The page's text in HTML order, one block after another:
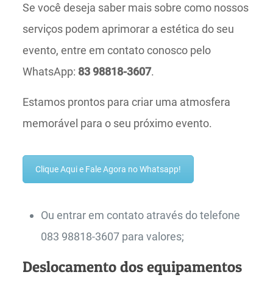
Se você deseja saber mais sobre como nossos
serviços podem aprimorar a estética do seu
evento, entre em contato conosco pelo
WhatsApp: 83 98818-3607.
Estamos prontos para criar uma atmosfera
memorável para o seu próximo evento.
Clique Aqui e Fale Agora no Whatsapp!
Ou entrar em contato através do telefone
083 98818-3607 para valores;
Deslocamento dos equipamentos